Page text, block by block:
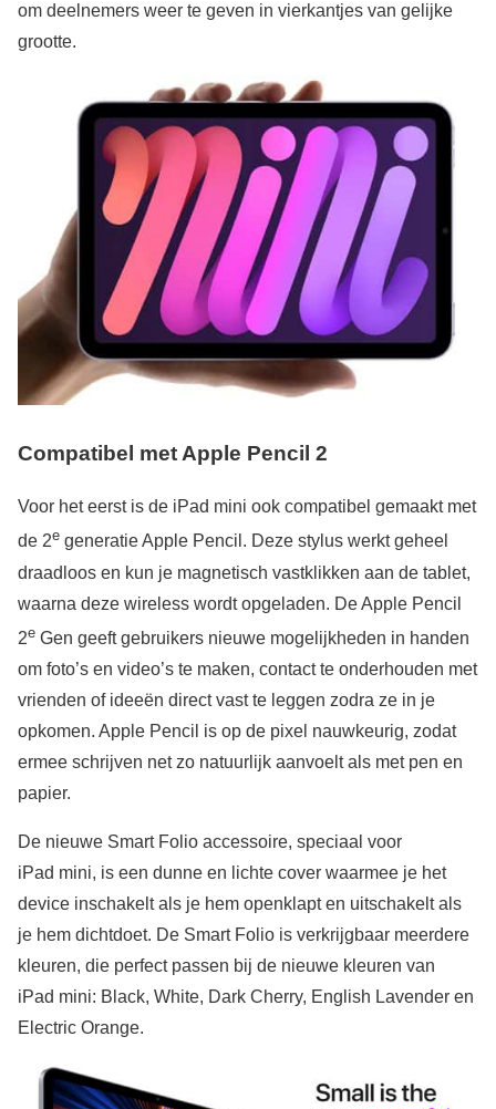
om deelnemers weer te geven in vierkantjes van gelijke
grootte.
Compatibel met Apple Pencil 2
Voor het eerst is de iPad mini ook compatibel gemaakt met
de 2e generatie Apple Pencil. Deze stylus werkt geheel
draadloos en kun je magnetisch vastklikken aan de tablet,
waarna deze wireless wordt opgeladen. De Apple Pencil
2e Gen geeft gebruikers nieuwe mogelijkheden in handen
om foto’s en video’s te maken, contact te onderhouden met
vrienden of ideeën direct vast te leggen zodra ze in je
opkomen. Apple Pencil is op de pixel nauwkeurig, zodat
ermee schrijven net zo natuurlijk aanvoelt als met pen en
papier.
De nieuwe Smart Folio accessoire, speciaal voor
iPad mini, is een dunne en lichte cover waarmee je het
device inschakelt als je hem openklapt en uitschakelt als
je hem dichtdoet. De Smart Folio is verkrijgbaar meerdere
kleuren, die perfect passen bij de nieuwe kleuren van
iPad mini: Black, White, Dark Cherry, English Lavender en
Electric Orange.